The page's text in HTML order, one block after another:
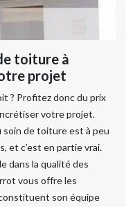
toiture à
projet
? Profitez donc du prix
votre projet.
soin de toiture est à peu
et c’est en partie vrai.
dans la qualité des
vous offre les
son équipe